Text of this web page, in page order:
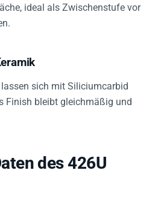
ideal als Zwischenstufe vor
sich mit Siliciumcarbid
Finish bleibt gleichmäßig und
des 426U